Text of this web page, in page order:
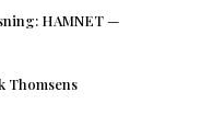
HAMNET —
Thomsens